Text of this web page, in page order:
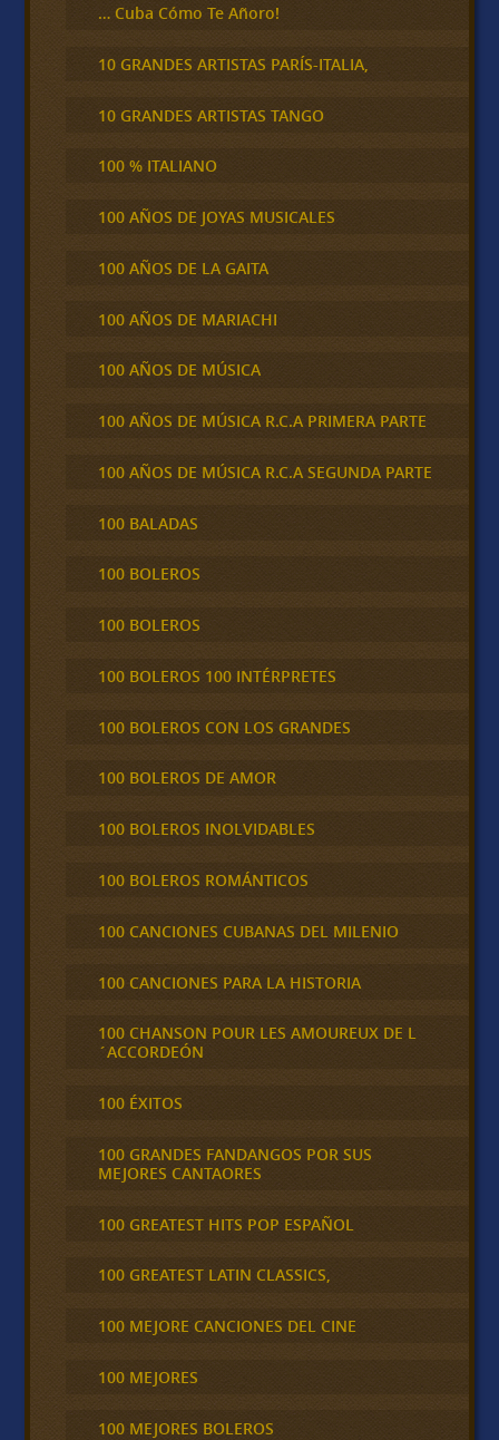
… Cuba Cómo Te Añoro!
10 GRANDES ARTISTAS PARÍS-ITALIA,
10 GRANDES ARTISTAS TANGO
100 % ITALIANO
100 AÑOS DE JOYAS MUSICALES
100 AÑOS DE LA GAITA
100 AÑOS DE MARIACHI
100 AÑOS DE MÚSICA
100 AÑOS DE MÚSICA R.C.A PRIMERA PARTE
100 AÑOS DE MÚSICA R.C.A SEGUNDA PARTE
100 BALADAS
100 BOLEROS
100 BOLEROS
100 BOLEROS 100 INTÉRPRETES
100 BOLEROS CON LOS GRANDES
100 BOLEROS DE AMOR
100 BOLEROS INOLVIDABLES
100 BOLEROS ROMÁNTICOS
100 CANCIONES CUBANAS DEL MILENIO
100 CANCIONES PARA LA HISTORIA
100 CHANSON POUR LES AMOUREUX DE L
´ACCORDEÓN
100 ÉXITOS
100 GRANDES FANDANGOS POR SUS
MEJORES CANTAORES
100 GREATEST HITS POP ESPAÑOL
100 GREATEST LATIN CLASSICS,
100 MEJORE CANCIONES DEL CINE
100 MEJORES
100 MEJORES BOLEROS